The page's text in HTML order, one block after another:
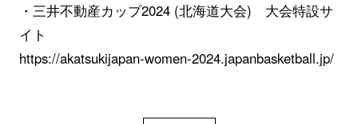
・三井不動産カップ2024 (北海道大会) 大会特設サ
イト
https://akatsukijapan-women-2024.japanbasketball.jp/